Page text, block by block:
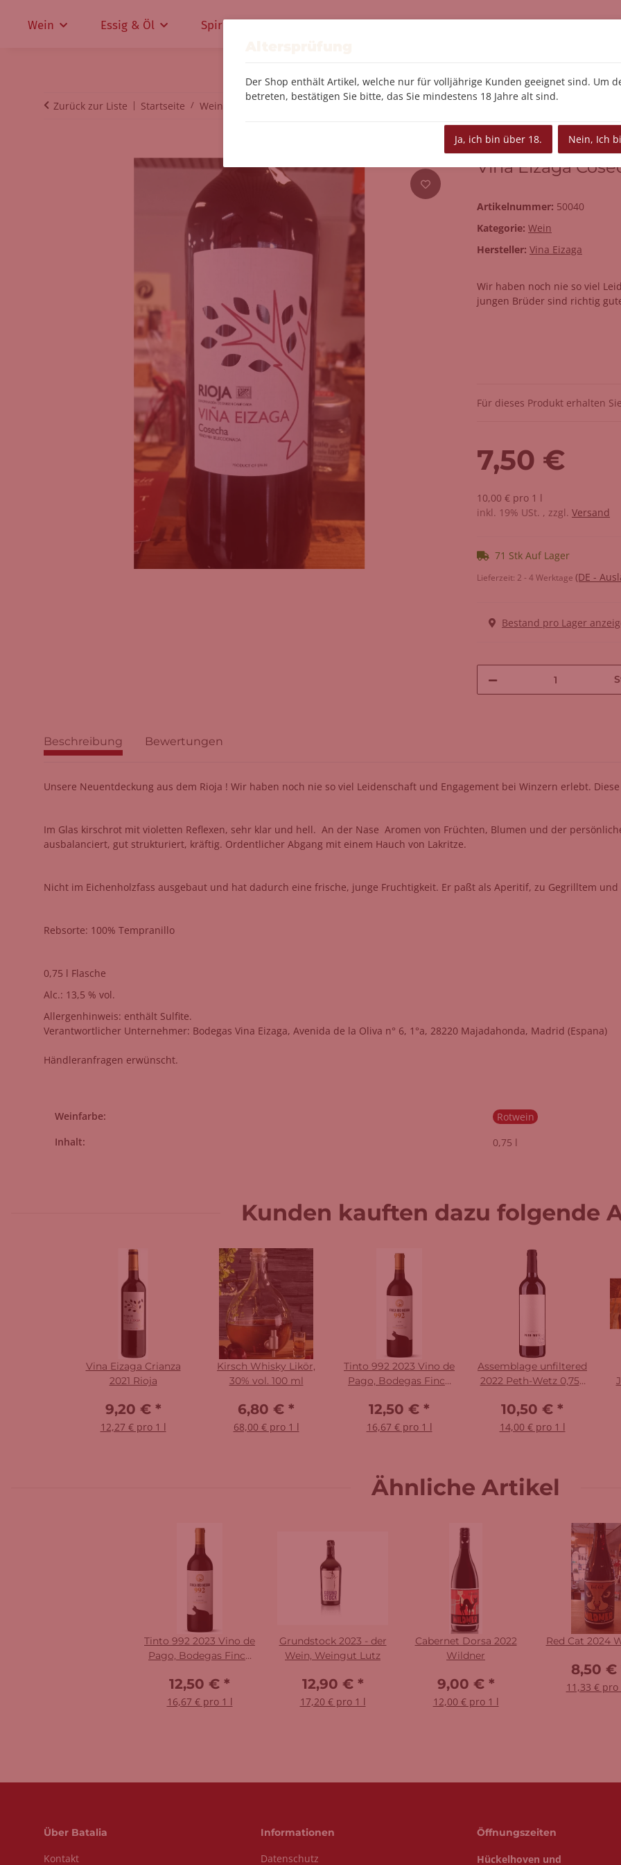
Wein Essig & Öl Spirituosen
Zurück zur Liste Startseite Wein Vina Eizaga Cosecha 2024 Rioja
Vina Eizaga
Artikelnummer: 50040
Kategorie: Wein
Hersteller: Vina Eizaga
Wir haben noch nie so viel
jungen Brüder sind richtig
Für dieses Produkt erhalten Sie
7,50 €
10,00 € pro 1 l
inkl. 19% USt. , zzgl. Versand
71 Stk Auf Lager
Lieferzeit: 2 - 4 Werktage (DE -
Bestand pro Lager
Beschreibung Bewertungen
Unsere Neuentdeckung aus dem Rioja ! Wir haben noch nie so viel Leidenschaft und Engagement bei Winzern erlebt.
Im Glas kirschrot mit violetten Reflexen, sehr klar und hell. An der Nase Aromen von Früchten, Blumen und der
ausbalanciert, gut strukturiert, kräftig. Ordentlicher Abgang mit einem Hauch von Lakritze.
Nicht im Eichenholzfass ausgebaut und hat dadurch eine frische, junge Fruchtigkeit. Er paßt als Aperitif, zu Gegrilltem und
Rebsorte: 100% Tempranillo
0,75 l Flasche
Alc.: 13,5 % vol.
Allergenhinweis: enthält Sulfite.
Verantwortlicher Unternehmer: Bodegas Vina Eizaga, Avenida de la Oliva n° 6, 1°a, 28220 Majadahonda, Madrid (Espana)
Händleranfragen erwünscht.
Produkteigenschaft
Wert
Weinfarbe:
Rotwein
Inhalt:
0,75 l
Kunden kauften dazu folgende
Vina Eizaga Crianza
2021 Rioja
9,20 € *
12,27 € pro 1 l
Kirsch Whisky Likör,
30% vol. 100 ml
6,80 € *
68,00 € pro 1 l
Tinto 992 2023 Vino de
Pago, Bodegas Finca
12,50 € *
16,67 € pro 1 l
Assemblage unfiltered
2022 Peth-Wetz 0,75 l
10,50 € *
14,00 € pro 1 l
Ähnliche Artikel
Tinto 992 2023 Vino de
Pago, Bodegas Finca
12,50 € *
16,67 € pro 1 l
Grundstock 2023 - der
Wein, Weingut Lutz
12,90 € *
17,20 € pro 1 l
Cabernet Dorsa 2022
Wildner
9,00 € *
12,00 € pro 1 l
Red Cat 2024
8,50 €
11,33 € pro
Über Batalia
Kontakt
Informationen
Datenschutz
Öffnungszeiten
Hückelhoven und
Der Shop enthält Artikel, welche nur für volljährige Kunden geeignet sind. Um
betreten, bestätigen Sie bitte, das Sie mindestens 18 Jahre alt sind.
Ja, ich bin über 18. Nein, Ich